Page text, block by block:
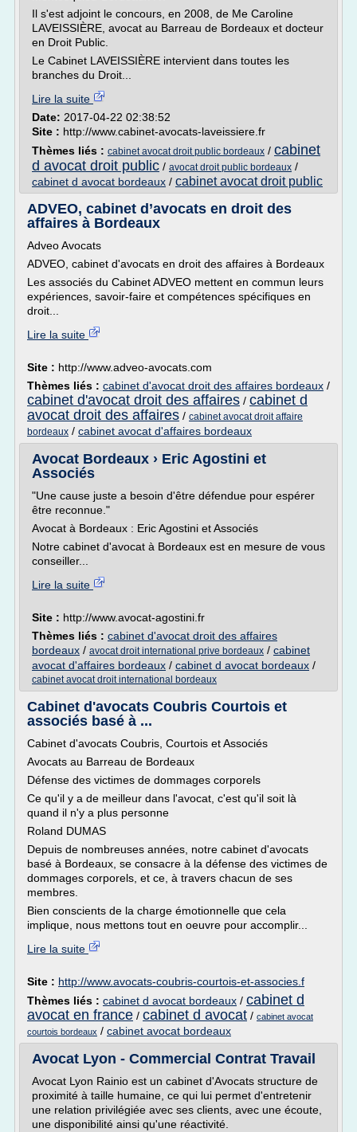
Il s'est adjoint le concours, en 2008, de Me Caroline
LAVEISSIÈRE, avocat au Barreau de Bordeaux et docteur
en Droit Public.
Le Cabinet LAVEISSIÈRE intervient dans toutes les
branches du Droit...
Lire la suite
Date: 2017-04-22 02:38:52
Site : http://www.cabinet-avocats-laveissiere.fr
Thèmes liés : cabinet avocat droit public bordeaux / cabinet
d avocat droit public / avocat droit public bordeaux /
cabinet d avocat bordeaux / cabinet avocat droit public
ADVEO, cabinet d’avocats en droit des
affaires à Bordeaux
Adveo Avocats
ADVEO, cabinet d'avocats en droit des affaires à Bordeaux
Les associés du Cabinet ADVEO mettent en commun leurs
expériences, savoir-faire et compétences spécifiques en
droit...
Lire la suite
Site : http://www.adveo-avocats.com
Thèmes liés : cabinet d'avocat droit des affaires bordeaux /
cabinet d'avocat droit des affaires / cabinet d
avocat droit des affaires / cabinet avocat droit affaire
bordeaux / cabinet avocat d'affaires bordeaux
Avocat Bordeaux › Eric Agostini et
Associés
"Une cause juste a besoin d'être défendue pour espérer
être reconnue."
Avocat à Bordeaux : Eric Agostini et Associés
Notre cabinet d'avocat à Bordeaux est en mesure de vous
conseiller...
Lire la suite
Site : http://www.avocat-agostini.fr
Thèmes liés : cabinet d'avocat droit des affaires
bordeaux / avocat droit international prive bordeaux / cabinet
avocat d'affaires bordeaux / cabinet d avocat bordeaux /
cabinet avocat droit international bordeaux
Cabinet d'avocats Coubris Courtois et
associés basé à ...
Cabinet d'avocats Coubris, Courtois et Associés
Avocats au Barreau de Bordeaux
Défense des victimes de dommages corporels
Ce qu'il y a de meilleur dans l'avocat, c'est qu'il soit là
quand il n'y a plus personne
Roland DUMAS
Depuis de nombreuses années, notre cabinet d'avocats
basé à Bordeaux, se consacre à la défense des victimes de
dommages corporels, et ce, à travers chacun de ses
membres.
Bien conscients de la charge émotionnelle que cela
implique, nous mettons tout en oeuvre pour accomplir...
Lire la suite
Site : http://www.avocats-coubris-courtois-et-associes.f
Thèmes liés : cabinet d avocat bordeaux / cabinet d
avocat en france / cabinet d avocat / cabinet avocat
courtois bordeaux / cabinet avocat bordeaux
Avocat Lyon - Commercial Contrat Travail
Avocat Lyon Rainio est un cabinet d'Avocats structure de
proximité à taille humaine, ce qui lui permet d'entretenir
une relation privilégiée avec ses clients, avec une écoute,
une disponibilité ainsi qu'une réactivité.